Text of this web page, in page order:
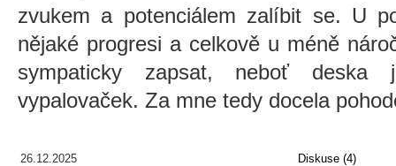
zvukem a potenciálem zalíbit se. U
nějaké progresi a celkově u méně
sympaticky zapsat, neboť deska
vypalovaček. Za mne tedy docela
26.12.2025 Diskuse (4)